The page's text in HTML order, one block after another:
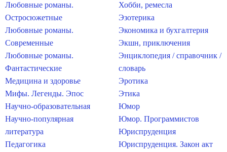
Любовные романы.
Остросюжетные
Любовные романы.
Современные
Любовные романы.
Фантастические
Медицина и здоровье
Мифы. Легенды. Эпос
Научно-образовательная
Научно-популярная
литература
Педагогика
Хобби, ремесла
Эзотерика
Экономика и бухгалтерия
Экшн, приключения
Энциклопедия / справочник /
словарь
Эротика
Этика
Юмор
Юмор. Программистов
Юриспруденция
Юриспруденция. Закон акт